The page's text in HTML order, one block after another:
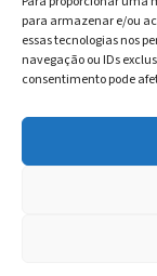
para armazenar e/ou
essas tecnologias nos
navegação ou IDs
consentimento pode
Contato
Av. Inácio Curi,
(14) 98159-0142
© 2026